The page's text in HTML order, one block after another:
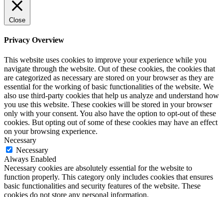
Close
Privacy Overview
This website uses cookies to improve your experience while you
navigate through the website. Out of these cookies, the cookies that
are categorized as necessary are stored on your browser as they are
essential for the working of basic functionalities of the website. We
also use third-party cookies that help us analyze and understand how
you use this website. These cookies will be stored in your browser
only with your consent. You also have the option to opt-out of these
cookies. But opting out of some of these cookies may have an effect
on your browsing experience.
Necessary
Necessary
Always Enabled
Necessary cookies are absolutely essential for the website to
function properly. This category only includes cookies that ensures
basic functionalities and security features of the website. These
cookies do not store any personal information.